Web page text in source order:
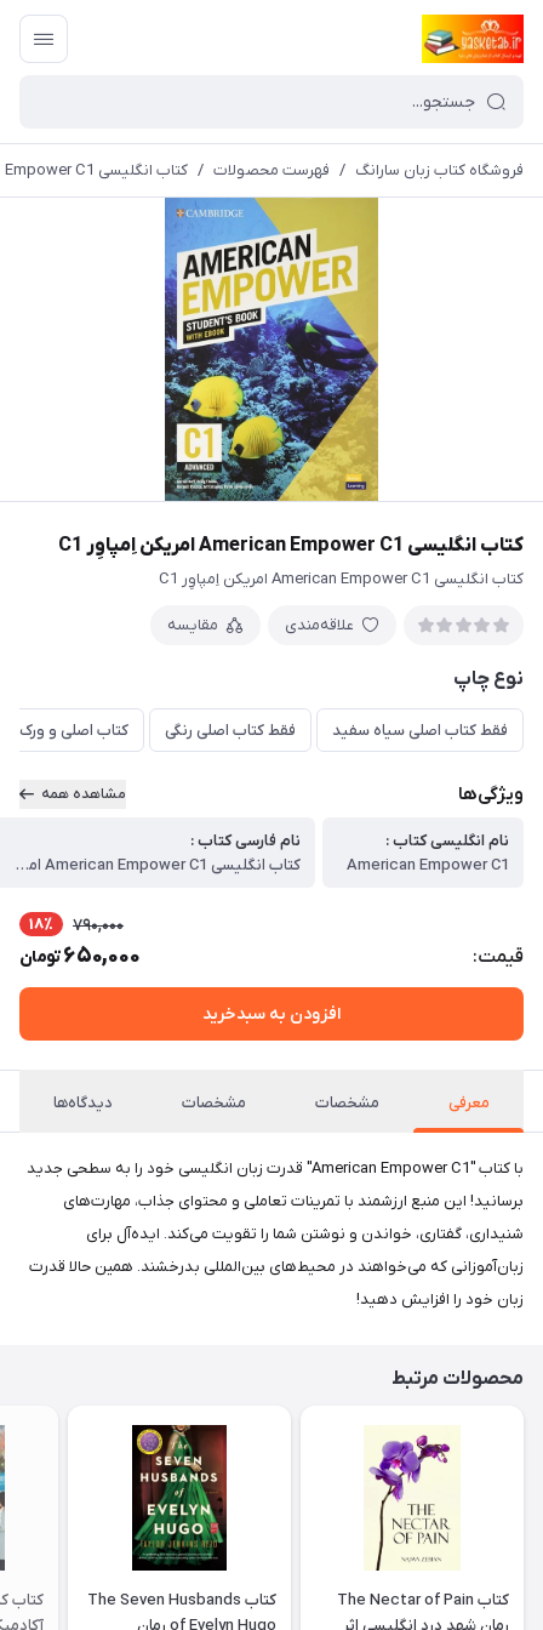
فروشگاه کتاب زبان سارانگ / فهرست محصولات / کتاب انگلیسی American Empower C1 امریکن اِمپاوِر C1
کتاب انگلیسی American Empower C1 امریکن اِمپاوِر C1
کتاب انگلیسی American Empower C1 امریکن اِمپاوِر C1
علاقه‌مندی مقایسه
نوع چاپ
فقط کتاب اصلی سیاه سفید فقط کتاب اصلی رنگی کتاب اصلی و ورک
ویژگی‌ها مشاهده همه
نام انگلیسی کتاب :
American Empower C1
نام فارسی کتاب :
کتاب انگلیسی American Empower C1 امریکن اِمپاوِر C1
قیمت:
790,000 18٪
650,000تومان
افزودن به سبدخرید
معرفی مشخصات مشخصات دیدگاه‌ها
با کتاب "American Empower C1" قدرت زبان انگلیسی خود را به سطحی جدید
برسانید! این منبع ارزشمند با تمرینات تعاملی و محتوای جذاب، مهارت‌های
شنیداری، گفتاری، خواندن و نوشتن شما را تقویت می‌کند. ایده‌آل برای
زبان‌آموزانی که می‌خواهند در محیط‌های بین‌المللی بدرخشند. همین حالا قدرت
زبان خود را افزایش دهید!
محصولات مرتبط
کتاب The Nectar of Pain
رمان شهد درد انگلیسی اثر
کتاب The Seven Husbands
of Evelyn Hugo رمان
کتاب